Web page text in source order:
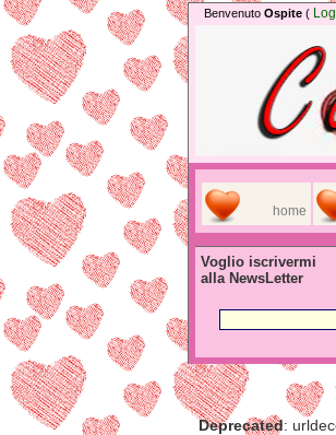
Benvenuto Ospite (
home
Voglio iscrivermi
alla NewsLetter
Deprecated: